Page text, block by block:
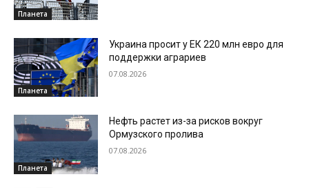
Планета
Планета
Украина просит у ЕК 220 млн евро для
поддержки аграриев
07.08.2026
Планета
Нефть растет из-за рисков вокруг
Ормузского пролива
07.08.2026